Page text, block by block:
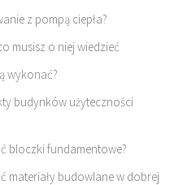
z pompą ciepła?
musisz o niej wiedzieć
wykonać?
budynków użyteczności
bloczki fundamentowe?
materiały budowlane w dobrej